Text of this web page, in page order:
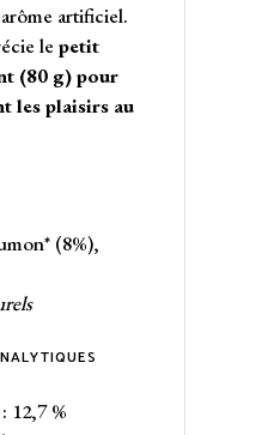
artificiel.
lepetit
(80 g) pour
les plaisirs au
(8%),
12,7 %